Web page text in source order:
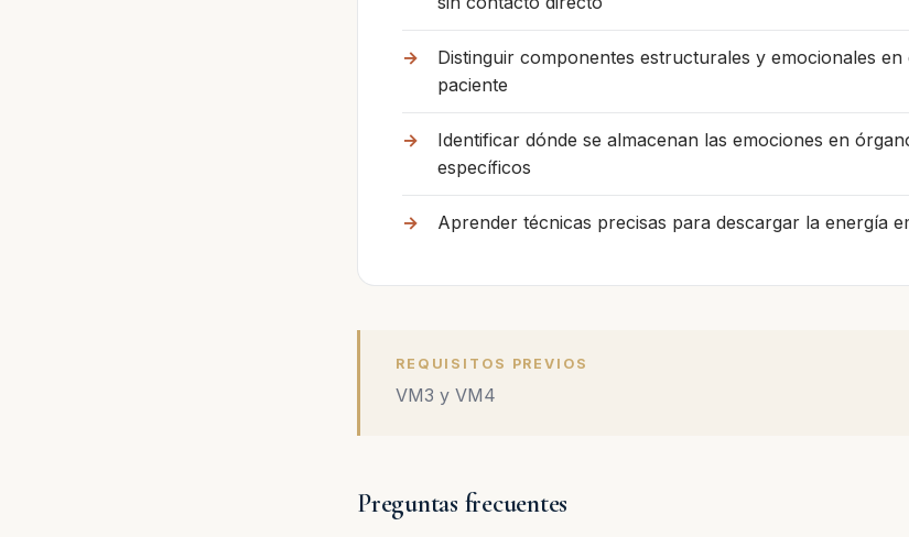
Distinguir componentes estructurales y emocionales
paciente
Identificar dónde se almacenan las emociones en
específicos
Aprender técnicas precisas para descargar la energía
REQUISITOS PREVIOS
VM3 y VM4
Preguntas frecuentes